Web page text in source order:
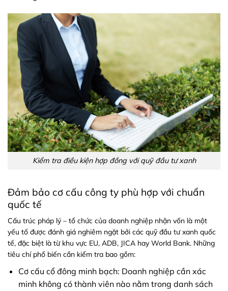
Kiểm tra điều kiện hợp đồng với quỹ đầu tư xanh
Đảm bảo cơ cấu công ty phù hợp với chuẩn
quốc tế
Cấu trúc pháp lý – tổ chức của doanh nghiệp nhận vốn là một
yếu tố được đánh giá nghiêm ngặt bởi các quỹ đầu tư xanh quốc
tế, đặc biệt là từ khu vực EU, ADB, JICA hay World Bank. Những
tiêu chí phổ biến cần kiểm tra bao gồm:
Cơ cấu cổ đông minh bạch: Doanh nghiệp cần xác
minh không có thành viên nào nằm trong danh sách